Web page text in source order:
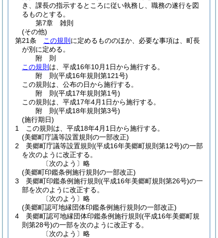
き、課長の指示するところに従い執務し、職務の遂行を図
るものとする。
第7章
雑則
(その他)
第21条
この規則 に定めるもののほか、必要な事項は、町長
が別に定める。
附 則
この規則 は、平成16年10月1日から施行する。
附 則(平成16年規則第121号)
この規則は、公布の日から施行する。
附 則(平成17年規則第1号)
この規則は、平成17年4月1日から施行する。
附 則(平成18年規則第3号)
(施行期日)
1
この規則は、平成18年4月1日から施行する。
(美郷町庁議等設置規則の一部改正)
2
美郷町庁議等設置規則 (平成16年美郷町規則第12号)の一部
を次のように改正する。
〔次のよう〕略
(美郷町印鑑条例施行規則の一部改正)
3
美郷町印鑑条例施行規則 (平成16年美郷町規則第26号)の一
部を次のように改正する。
〔次のよう〕略
(美郷町認可地縁団体印鑑条例施行規則の一部改正)
4
美郷町認可地縁団体印鑑条例施行規則 (平成16年美郷町規
則第28号)の一部を次のように改正する。
〔次のよう〕略